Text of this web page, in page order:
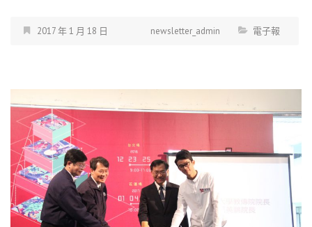
2017 年 1 月 18 日 newsletter_admin 電子報